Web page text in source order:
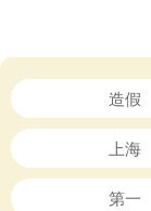
造假
上海
第一